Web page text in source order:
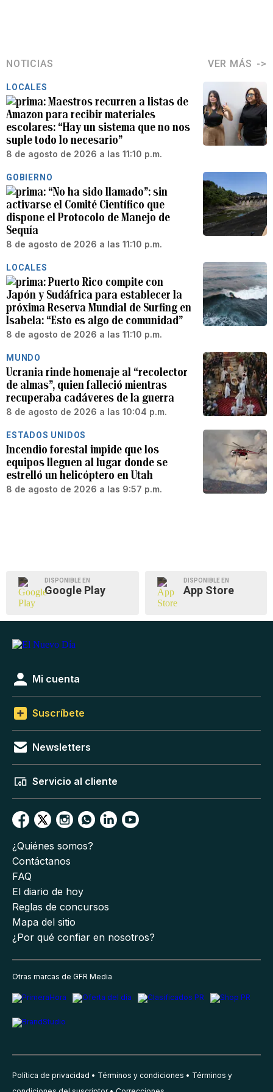
NOTICIAS VER MÁS
LOCALES
Maestros recurren a listas de
Amazon para recibir materiales
escolares: “Hay un sistema que no nos
suple todo lo necesario”
8 de agosto de 2026 a las 11:10 p.m.
GOBIERNO
“No ha sido llamado”: sin
activarse el Comité Científico que
dispone el Protocolo de Manejo de
Sequía
8 de agosto de 2026 a las 11:10 p.m.
LOCALES
Puerto Rico compite con
Japón y Sudáfrica para establecer la
próxima Reserva Mundial de Surfing en
Isabela: “Esto es algo de comunidad”
8 de agosto de 2026 a las 11:10 p.m.
MUNDO
Ucrania rinde homenaje al “recolector
de almas”, quien falleció mientras
recuperaba cadáveres de la guerra
8 de agosto de 2026 a las 10:04 p.m.
ESTADOS UNIDOS
Incendio forestal impide que los
equipos lleguen al lugar donde se
estrelló un helicóptero en Utah
8 de agosto de 2026 a las 9:57 p.m.
DISPONIBLE EN
Google Play
DISPONIBLE EN
App Store
Mi cuenta
Suscríbete
Newsletters
Servicio al cliente
¿Quiénes somos?
Contáctanos
FAQ
El diario de hoy
Reglas de concursos
Mapa del sitio
¿Por qué confiar en nosotros?
Otras marcas de GFR Media
Política de privacidad Términos y condiciones
Términos y